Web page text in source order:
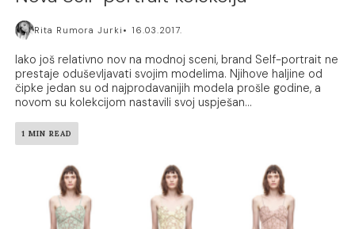
Rita Rumora Jurki 16.03.2017.
Iako još relativno nov na modnoj sceni, brand Self-portrait ne
prestaje oduševljavati svojim modelima. Njihove haljine od
čipke jedan su od najprodavanijih modela prošle godine, a
novom su kolekcijom nastavili svoj uspješan...
1 MIN READ